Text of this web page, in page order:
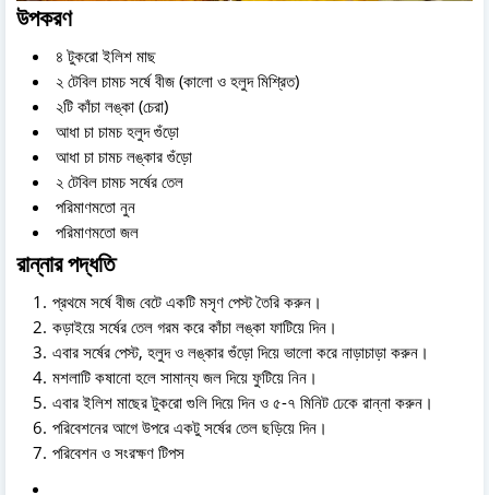
উপকরণ
৪ টুকরো ইলিশ মাছ
২ টেবিল চামচ সর্ষে বীজ (কালো ও হলুদ মিশ্রিত)
২টি কাঁচা লঙ্কা (চেরা)
আধা চা চামচ হলুদ গুঁড়ো
আধা চা চামচ লঙ্কার গুঁড়ো
২ টেবিল চামচ সর্ষের তেল
পরিমাণমতো নুন
পরিমাণমতো জল
রান্নার পদ্ধতি
প্রথমে সর্ষে বীজ বেটে একটি মসৃণ পেস্ট তৈরি করুন।
কড়াইয়ে সর্ষের তেল গরম করে কাঁচা লঙ্কা ফাটিয়ে দিন।
এবার সর্ষের পেস্ট, হলুদ ও লঙ্কার গুঁড়ো দিয়ে ভালো করে নাড়াচাড়া করুন।
মশলাটি কষানো হলে সামান্য জল দিয়ে ফুটিয়ে নিন।
এবার ইলিশ মাছের টুকরো গুলি দিয়ে দিন ও ৫-৭ মিনিট ঢেকে রান্না করুন।
পরিবেশনের আগে উপরে একটু সর্ষের তেল ছড়িয়ে দিন।
পরিবেশন ও সংরক্ষণ টিপস